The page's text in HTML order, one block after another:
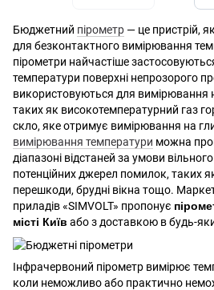
Бюджетний пірометр — це пристрій,
для безконтактного вимірювання
пірометри найчастіше
температури поверхні непрозорого
використовуються для вимірювання
таких як високотемпературний газ
скло, яке отримує вимірювання на
вимірювання температури можна
діапазоні відстаней за умови
потенційних джерел помилок, таких
перешкоди, брудні вікна тощо.
приладів «SIMVOLT» пропонує
місті Київ або з доставкою в будь-
Інфрачервоний пірометр вимірює
коли неможливо або практично